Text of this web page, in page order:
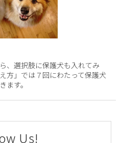
、選択肢に保護犬も入れてみ
方」では７回にわたって保護犬
ます。
Us!